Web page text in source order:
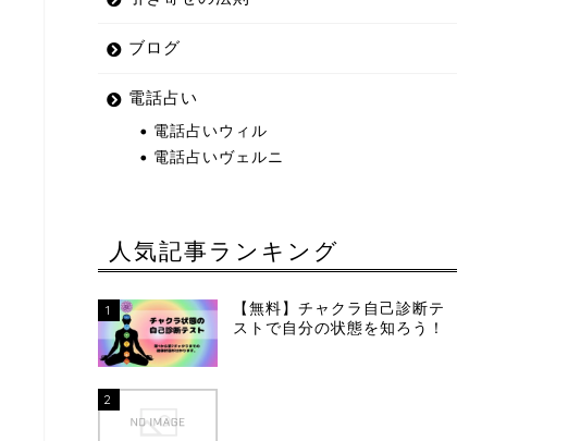
ブログ
電話占い
電話占いウィル
電話占いヴェルニ
人気記事ランキング
1
【無料】チャクラ自己診断テ
ストで自分の状態を知ろう！
2